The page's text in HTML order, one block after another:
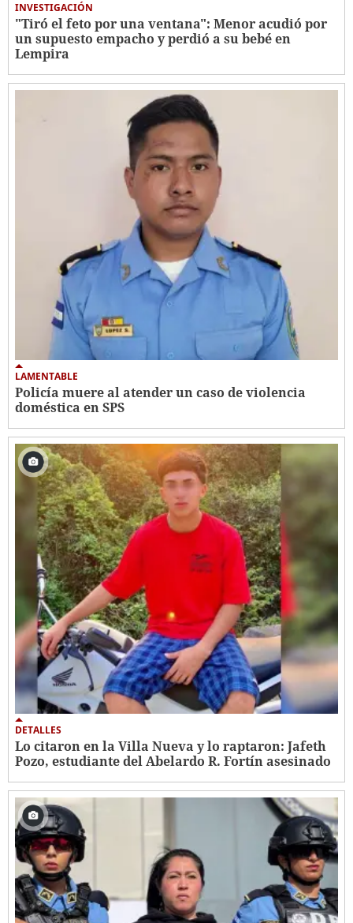
INVESTIGACIÓN
"Tiró el feto por una ventana": Menor acudió por
un supuesto empacho y perdió a su bebé en
Lempira
LAMENTABLE
Policía muere al atender un caso de violencia
doméstica en SPS
DETALLES
Lo citaron en la Villa Nueva y lo raptaron: Jafeth
Pozo, estudiante del Abelardo R. Fortín asesinado